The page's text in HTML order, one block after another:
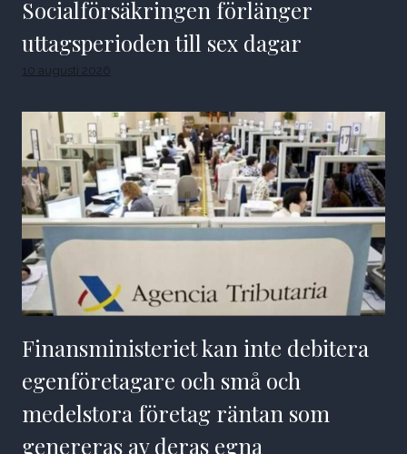
Socialförsäkringen förlänger
uttagsperioden till sex dagar
10 augusti 2026
Finansministeriet kan inte debitera
egenföretagare och små och
medelstora företag räntan som
genereras av deras egna